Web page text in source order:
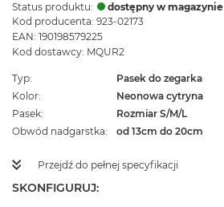
Status produktu:
dostępny w magazynie
Kod producenta: 923-02173
EAN: 190198579225
Kod dostawcy: MQUR2
Typ
Pasek do zegarka
Kolor
Neonowa cytryna
Pasek
Rozmiar S/M/L
Obwód nadgarstka
od 13cm do 20cm
Przejdź do pełnej specyfikacji
SKONFIGURUJ: